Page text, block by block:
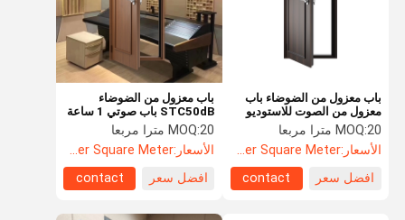
باب معزول من الضوضاء باب
معزول من الصوت للاستوديو
STC 50dB باب صوتي للمنزل
سينما سينما غرف الفندق
MOQ:20 مترا مربعا
الأسعار:US$104.8 Per Square Meter
افضل سعر
contact
باب معزول من الضوضاء
STC50dB باب صوتي 1 ساعة
باب محصن للحريق لغرفة
اجتماعات المنزل
MOQ:20 مترا مربعا
الأسعار:US$104.8 Per Square Meter
افضل سعر
contact